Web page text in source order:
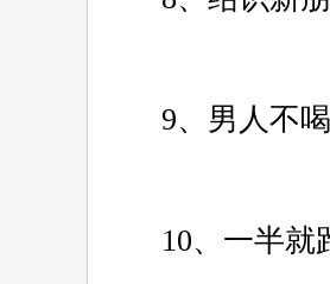
9、男人不喝
10、一半就